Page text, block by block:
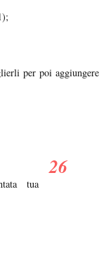
per poi aggiungere
tua